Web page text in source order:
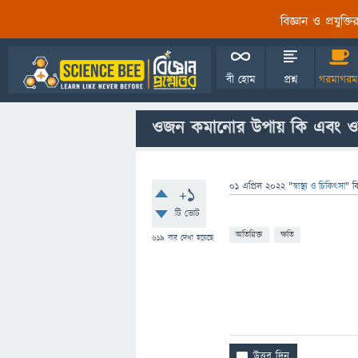
বিজ্ঞান ও
বী হোম প্রশ্ন
ওজন কমানোর উপায় কি এবং
+1
টি ভোট
619 বার দেখা হয়েছে
01 এপ্রিল 2022 "স্বাস্থ্য ও চিকিৎসা"
অতিরিক্ত ক্ষতি